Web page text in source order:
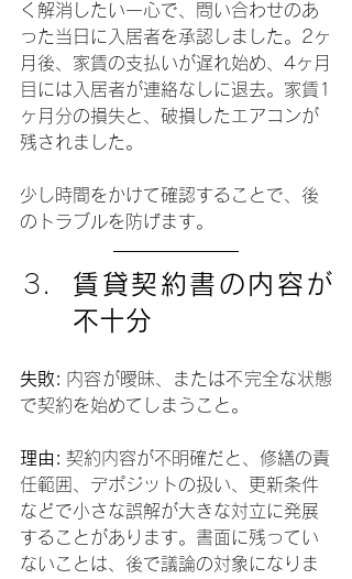
く解消したい一心で、問い合わせのあ
った当日に入居者を承認しました。2ヶ
月後、家賃の支払いが遅れ始め、4ヶ月
目には入居者が連絡なしに退去。家賃1
ヶ月分の損失と、破損したエアコンが
残されました。
少し時間をかけて確認することで、後
のトラブルを防げます。
賃貸契約書の内容が
不十分
失敗: 内容が曖昧、または不完全な状態
で契約を始めてしまうこと。
理由: 契約内容が不明確だと、修繕の責
任範囲、デポジットの扱い、更新条件
などで小さな誤解が大きな対立に発展
することがあります。書面に残ってい
ないことは、後で議論の対象になりま